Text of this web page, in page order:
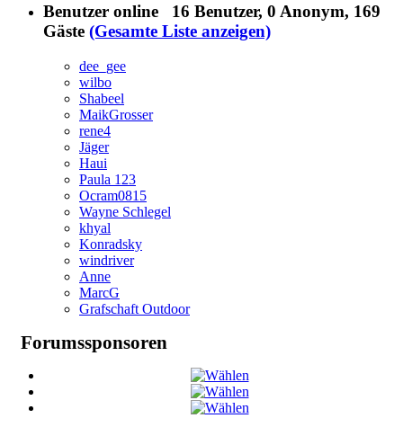
Benutzer online 16 Benutzer, 0 Anonym, 169
Gäste (Gesamte Liste anzeigen)
dee_gee
wilbo
Shabeel
MaikGrosser
rene4
Jäger
Haui
Paula 123
Ocram0815
Wayne Schlegel
khyal
Konradsky
windriver
Anne
MarcG
Grafschaft Outdoor
Forumssponsoren